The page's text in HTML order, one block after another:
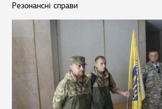
Резонансні справи